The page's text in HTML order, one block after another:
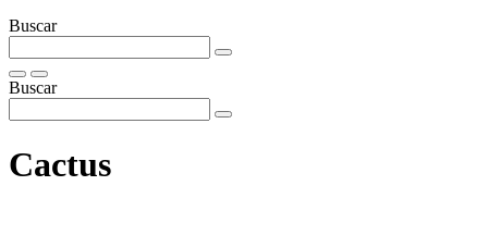
Buscar
Buscar
Cactus